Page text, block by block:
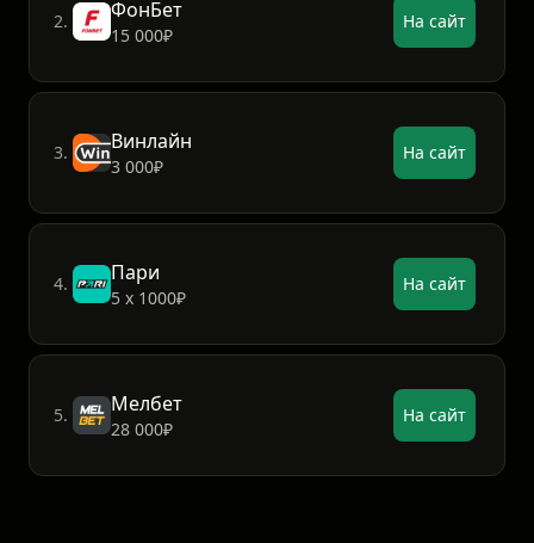
2. ФонБет
15 000₽
На сайт
3. Винлайн
3 000₽
На сайт
4. Пари
5 х 1000₽
На сайт
5. Мелбет
28 000₽
На сайт